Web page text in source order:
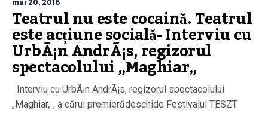
mai 20, 2016
Teatrul nu este cocaină. Teatrul
este acțiune socială- Interviu cu
UrbÃ¡n AndrÃ¡s, regizorul
spectacolului „Maghiar„
Interviu cu UrbÃ¡n AndrÃ¡s, regizorul spectacolului
„Maghiar„ , a cărui premierădeschide Festivalul TESZT